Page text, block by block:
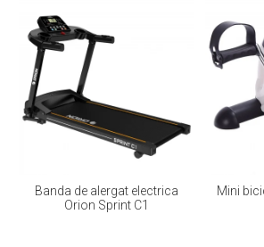
Banda de alergat electrica
Orion Sprint C1
Mini